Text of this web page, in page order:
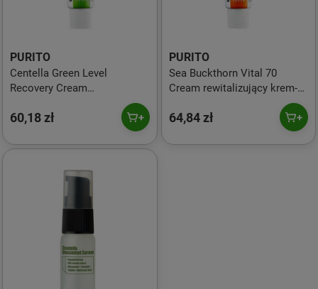
PURITO
Centella Green Level
Recovery Cream
regenerujący krem na bazie
wąkroty azjatyckiej 50ml
60,18 zł
PURITO
Sea Buckthorn Vital 70
Cream rewitalizujący krem-
rokitnika 50ml
64,84 zł